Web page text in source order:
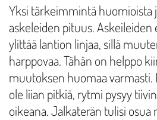
Yksi tärkeimmintä huomioista
askeleiden pituus. Askeileiden
ylittää lantion linjaa, sillä
harppovaa. Tähän on helppo
muutoksen huomaa varmasti.
ole liian pitkiä, rytmi pysyy
oikeana. Jalkaterän tulisi osua